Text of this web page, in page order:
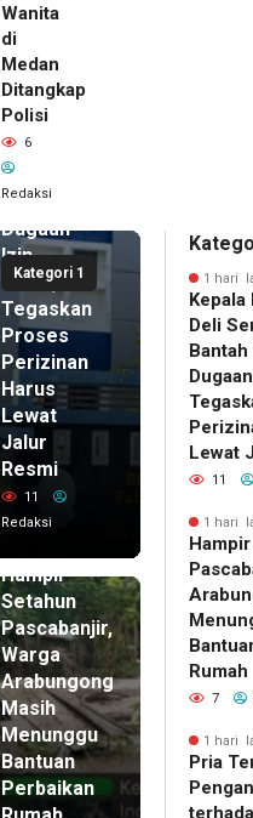
Wanita
di
Medan
Ditangkap
Polisi
6
Redaksi
Kategori 1
1 hari lalu
Kepala
DPMPTSP
Deli
Serdang
Bantah
Terlibat
Dugaan
Izin
Palsu,
Tegaskan
Proses
Perizinan
Harus
Lewat
Jalur
Resmi
11
Redaksi
Hampir
Setahun
Pascabanjir,
Warga
Arabungong
Masih
Menunggu
Bantuan
Perbaikan
1 hari
Kepala
Deli
Lewat
11
1 hari
Rumah
7
1 hari
Pria